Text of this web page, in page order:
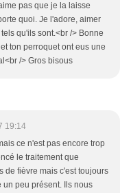
pas que je la laisse
quoi. Je l'adore, aimer
qu'ils sont.<br /> Bonne
ton perroquet ont eus une
/> Gros bisous
19:14
ce n'est pas encore trop
le traitement que
de fièvre mais c'est toujours
peu présent. Ils nous